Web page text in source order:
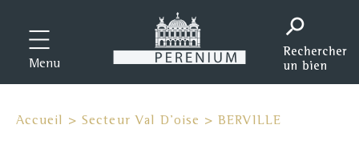
Menu
Accueil >Secteur Val D'oise > BERVILLE